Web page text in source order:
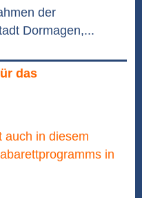
der
Dormagen,...
das